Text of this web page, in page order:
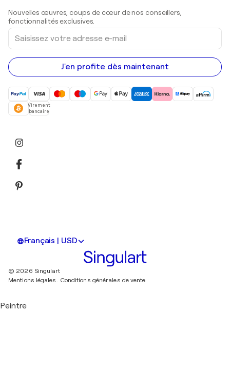
Peintures acryliques
Nouvelles œuvres, coups de cœur de nos conseillers,
fonctionnalités exclusives.
Saisissez
votre
adresse
e-
mail
J'en profite dès maintenant
Virement
bancaire
Français | USD
© 2026 Singulart
Mentions légales. Conditions générales de vente
Peintre